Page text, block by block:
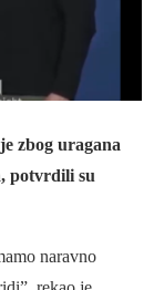
zbog uragana
potvrdili su
naravno